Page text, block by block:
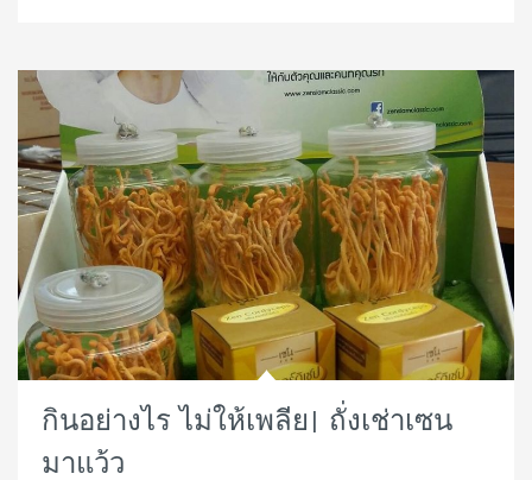
กินอย่างไร ไม่ให้เพลีย| ถั่งเช่าเซน
มาแว้ว